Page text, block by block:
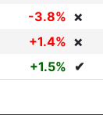
-3.8% ❌
+1.4% ❌
+1.5% ✔